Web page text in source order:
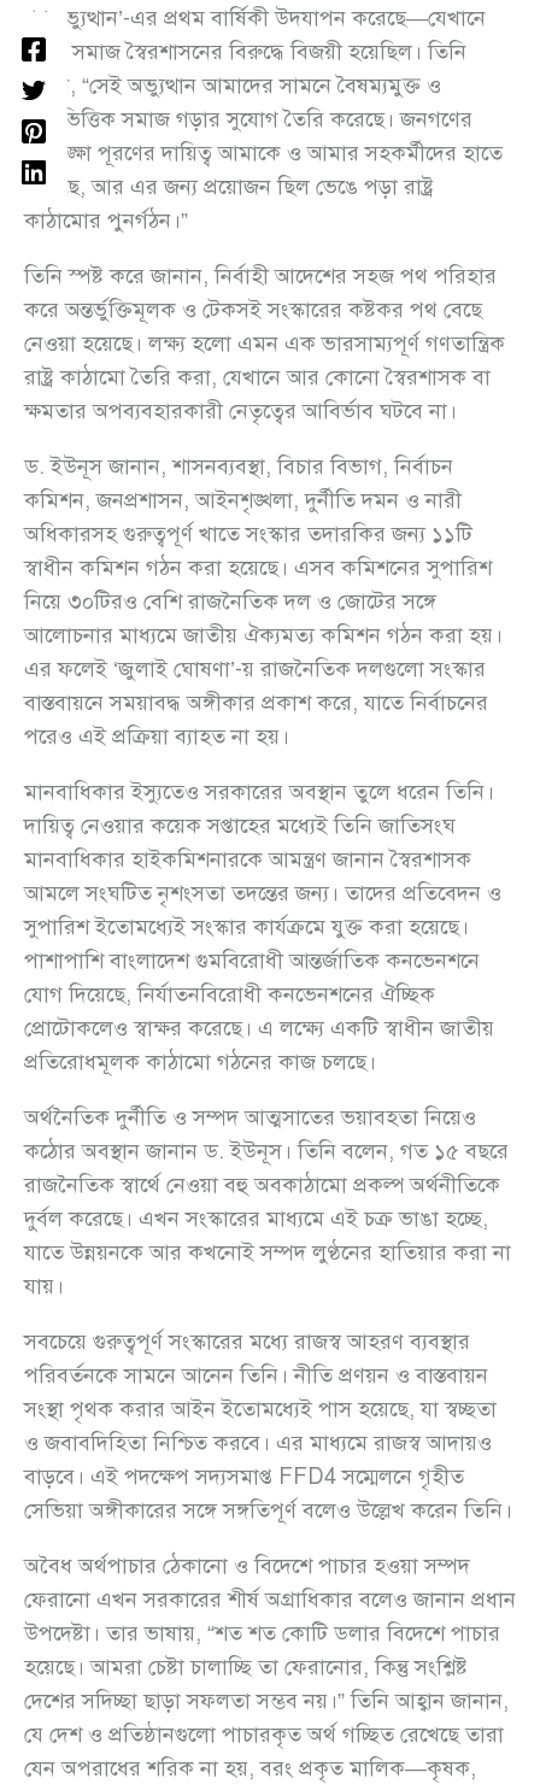
গণঅভ্যুত্থান’-এর প্রথম বার্ষিকী উদযাপন করেছে—যেখানে
তরুণ সমাজ স্বৈরশাসনের বিরুদ্ধে বিজয়ী হয়েছিল। তিনি
বলেন, “সেই অভ্যুত্থান আমাদের সামনে বৈষম্যমুক্ত ও
ন্যায়ভিত্তিক সমাজ গড়ার সুযোগ তৈরি করেছে। জনগণের
আকাঙ্ক্ষা পূরণের দায়িত্ব আমাকে ও আমার সহকর্মীদের হাতে
এসেছে, আর এর জন্য প্রয়োজন ছিল ভেঙে পড়া রাষ্ট্র
কাঠামোর পুনর্গঠন।”
তিনি স্পষ্ট করে জানান, নির্বাহী আদেশের সহজ পথ পরিহার
করে অন্তর্ভুক্তিমূলক ও টেকসই সংস্কারের কষ্টকর পথ বেছে
নেওয়া হয়েছে। লক্ষ্য হলো এমন এক ভারসাম্যপূর্ণ গণতান্ত্রিক
রাষ্ট্র কাঠামো তৈরি করা, যেখানে আর কোনো স্বৈরশাসক বা
ক্ষমতার অপব্যবহারকারী নেতৃত্বের আবির্ভাব ঘটবে না।
ড. ইউনূস জানান, শাসনব্যবস্থা, বিচার বিভাগ, নির্বাচন
কমিশন, জনপ্রশাসন, আইনশৃঙ্খলা, দুর্নীতি দমন ও নারী
অধিকারসহ গুরুত্বপূর্ণ খাতে সংস্কার তদারকির জন্য ১১টি
স্বাধীন কমিশন গঠন করা হয়েছে। এসব কমিশনের সুপারিশ
নিয়ে ৩০টিরও বেশি রাজনৈতিক দল ও জোটের সঙ্গে
আলোচনার মাধ্যমে জাতীয় ঐক্যমত্য কমিশন গঠন করা হয়।
এর ফলেই ‘জুলাই ঘোষণা’-য় রাজনৈতিক দলগুলো সংস্কার
বাস্তবায়নে সময়াবদ্ধ অঙ্গীকার প্রকাশ করে, যাতে নির্বাচনের
পরেও এই প্রক্রিয়া ব্যাহত না হয়।
মানবাধিকার ইস্যুতেও সরকারের অবস্থান তুলে ধরেন তিনি।
দায়িত্ব নেওয়ার কয়েক সপ্তাহের মধ্যেই তিনি জাতিসংঘ
মানবাধিকার হাইকমিশনারকে আমন্ত্রণ জানান স্বৈরশাসক
আমলে সংঘটিত নৃশংসতা তদন্তের জন্য। তাদের প্রতিবেদন ও
সুপারিশ ইতোমধ্যেই সংস্কার কার্যক্রমে যুক্ত করা হয়েছে।
পাশাপাশি বাংলাদেশ গুমবিরোধী আন্তর্জাতিক কনভেনশনে
যোগ দিয়েছে, নির্যাতনবিরোধী কনভেনশনের ঐচ্ছিক
প্রোটোকলেও স্বাক্ষর করেছে। এ লক্ষ্যে একটি স্বাধীন জাতীয়
প্রতিরোধমূলক কাঠামো গঠনের কাজ চলছে।
অর্থনৈতিক দুর্নীতি ও সম্পদ আত্মসাতের ভয়াবহতা নিয়েও
কঠোর অবস্থান জানান ড. ইউনূস। তিনি বলেন, গত ১৫ বছরে
রাজনৈতিক স্বার্থে নেওয়া বহু অবকাঠামো প্রকল্প অর্থনীতিকে
দুর্বল করেছে। এখন সংস্কারের মাধ্যমে এই চক্র ভাঙা হচ্ছে,
যাতে উন্নয়নকে আর কখনোই সম্পদ লুণ্ঠনের হাতিয়ার করা না
যায়।
সবচেয়ে গুরুত্বপূর্ণ সংস্কারের মধ্যে রাজস্ব আহরণ ব্যবস্থার
পরিবর্তনকে সামনে আনেন তিনি। নীতি প্রণয়ন ও বাস্তবায়ন
সংস্থা পৃথক করার আইন ইতোমধ্যেই পাস হয়েছে, যা স্বচ্ছতা
ও জবাবদিহিতা নিশ্চিত করবে। এর মাধ্যমে রাজস্ব আদায়ও
বাড়বে। এই পদক্ষেপ সদ্যসমাপ্ত FFD4 সম্মেলনে গৃহীত
সেভিয়া অঙ্গীকারের সঙ্গে সঙ্গতিপূর্ণ বলেও উল্লেখ করেন তিনি।
অবৈধ অর্থপাচার ঠেকানো ও বিদেশে পাচার হওয়া সম্পদ
ফেরানো এখন সরকারের শীর্ষ অগ্রাধিকার বলেও জানান প্রধান
উপদেষ্টা। তার ভাষায়, “শত শত কোটি ডলার বিদেশে পাচার
হয়েছে। আমরা চেষ্টা চালাচ্ছি তা ফেরানোর, কিন্তু সংশ্লিষ্ট
দেশের সদিচ্ছা ছাড়া সফলতা সম্ভব নয়।” তিনি আহ্বান জানান,
যে দেশ ও প্রতিষ্ঠানগুলো পাচারকৃত অর্থ গচ্ছিত রেখেছে তারা
যেন অপরাধের শরিক না হয়, বরং প্রকৃত মালিক—কৃষক,